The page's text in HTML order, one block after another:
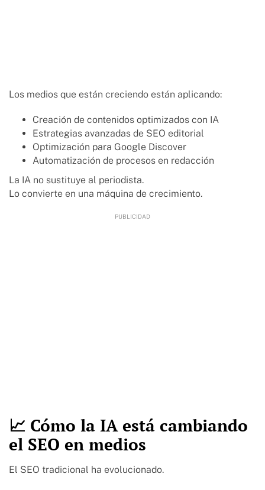
Los medios que están creciendo están aplicando:
Creación de contenidos optimizados con IA
Estrategias avanzadas de SEO editorial
Optimización para Google Discover
Automatización de procesos en redacción
La IA no sustituye al periodista.
Lo convierte en una máquina de crecimiento.
📈 Cómo la IA está cambiando
el SEO en medios
El SEO tradicional ha evolucionado.